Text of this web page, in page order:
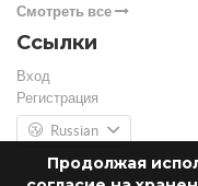
Продолжая
Смотреть все
Ссылки
Вход
Регистрация
Russian